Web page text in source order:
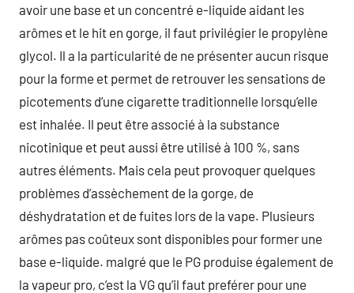
avoir une base et un concentré e-liquide aidant les
arômes et le hit en gorge, il faut privilégier le propylène
glycol. Il a la particularité de ne présenter aucun risque
pour la forme et permet de retrouver les sensations de
picotements d’une cigarette traditionnelle lorsqu’elle
est inhalée. Il peut être associé à la substance
nicotinique et peut aussi être utilisé à 100 %, sans
autres éléments. Mais cela peut provoquer quelques
problèmes d’assèchement de la gorge, de
déshydratation et de fuites lors de la vape. Plusieurs
arômes pas coûteux sont disponibles pour former une
base e-liquide. malgré que le PG produise également de
la vapeur pro, c’est la VG qu’il faut preférer pour une